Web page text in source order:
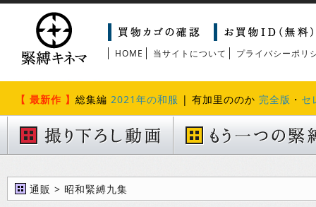
HOME 当サイトについて プライバシーポリ
【 最新作 】 総集編 2021年の和服 | 有加里ののか 完全版 ・ セ
通販 > 昭和緊縛九集